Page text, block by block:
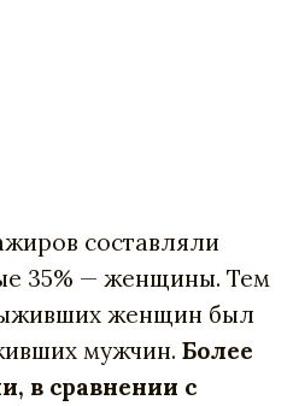
составляли
35% — женщины. Тем
женщин был
мужчин. Более
в сравнении с